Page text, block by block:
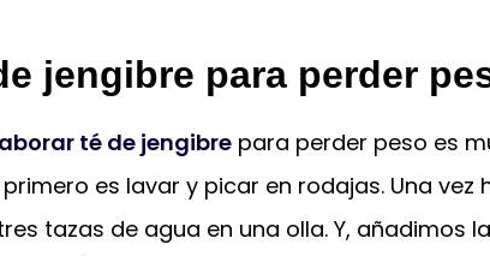
jengibre para perder
té de jengibre para perder peso es
es lavar y picar en rodajas. Una vez
tazas de agua en una olla. Y, añadimos